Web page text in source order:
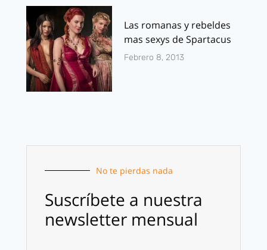
Las romanas y rebeldes
mas sexys de Spartacus
Febrero 8, 2013
No te pierdas nada
Suscríbete a nuestra
newsletter mensual